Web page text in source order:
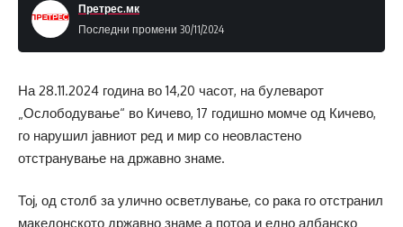
Последни промени 30/11/2024
Претрес.мк
На 28.11.2024 година во 14,20 часот, на булеварот
„Ослободување“ во Кичево, 17 годишно момче од Кичево,
го нарушил јавниот ред и мир со неовластено
отстранување на државно знаме.
Тој, од столб за улично осветлување, со рака го отстранил
македонското државно знаме а потоа и едно албанско